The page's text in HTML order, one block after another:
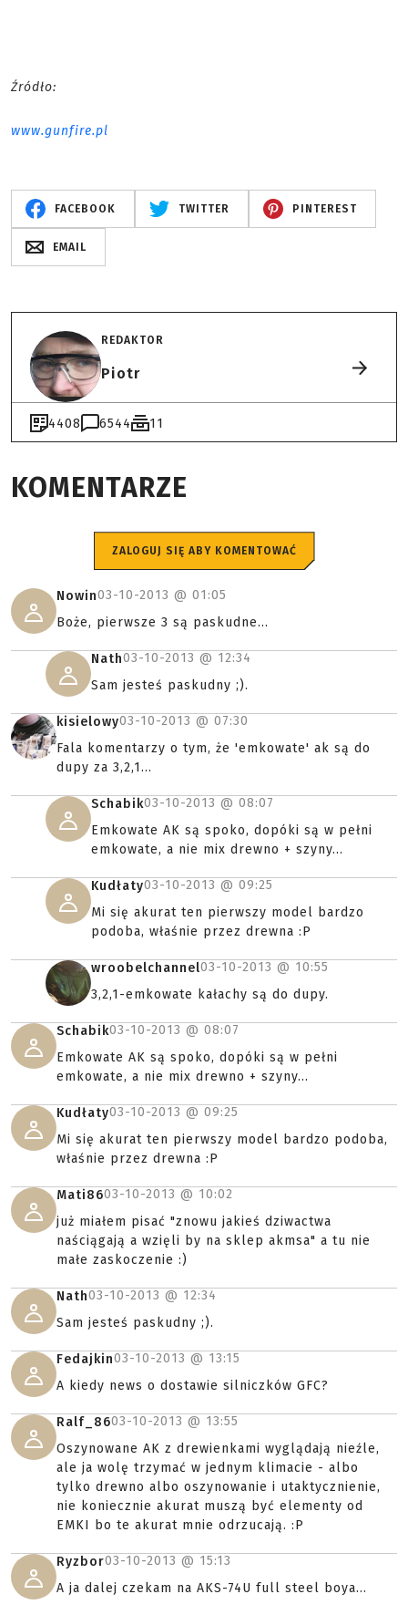
Źródło:
www.gunfire.pl
FACEBOOK TWITTER PINTEREST
EMAIL
REDAKTOR
Piotr
4408 6544 11
KOMENTARZE
ZALOGUJ SIĘ ABY KOMENTOWAĆ
Nowin03-10-2013 @ 01:05
Boże, pierwsze 3 są paskudne...
Nath03-10-2013 @ 12:34
Sam jesteś paskudny ;).
kisielowy03-10-2013 @ 07:30
Fala komentarzy o tym, że 'emkowate' ak są do
dupy za 3,2,1...
Schabik03-10-2013 @ 08:07
Emkowate AK są spoko, dopóki są w pełni
emkowate, a nie mix drewno + szyny...
Kudłaty03-10-2013 @ 09:25
Mi się akurat ten pierwszy model bardzo
podoba, właśnie przez drewna :P
wroobelchannel03-10-2013 @ 10:55
3,2,1-emkowate kałachy są do dupy.
Schabik03-10-2013 @ 08:07
Emkowate AK są spoko, dopóki są w pełni
emkowate, a nie mix drewno + szyny...
Kudłaty03-10-2013 @ 09:25
Mi się akurat ten pierwszy model bardzo podoba,
właśnie przez drewna :P
Mati8603-10-2013 @ 10:02
już miałem pisać "znowu jakieś dziwactwa
naściągają a wzięli by na sklep akmsa" a tu nie
małe zaskoczenie :)
Nath03-10-2013 @ 12:34
Sam jesteś paskudny ;).
Fedajkin03-10-2013 @ 13:15
A kiedy news o dostawie silniczków GFC?
Ralf_8603-10-2013 @ 13:55
Oszynowane AK z drewienkami wyglądają nieźle,
ale ja wolę trzymać w jednym klimacie - albo
tylko drewno albo oszynowanie i utaktycznienie,
nie koniecznie akurat muszą być elementy od
EMKI bo te akurat mnie odrzucają. :P
Ryzbor03-10-2013 @ 15:13
A ja dalej czekam na AKS-74U full steel boya...